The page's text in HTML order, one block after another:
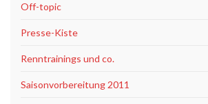
Off-topic
Presse-Kiste
Renntrainings und co.
Saisonvorbereitung 2011